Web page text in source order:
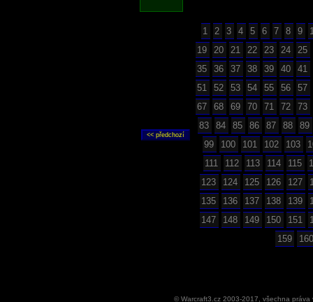
1 2 3 4 5 6 7 8 9
19
20 21 22 23 24
25
35
36 37 38 39 40
41
51
52 53 54 55 56
57
67
68 69 70 71 72
73
83
84 85 86 87 88
89
99
100 101 102 103
111
112 113 114 115
123
124 125 126 127
135
136 137 138 139
147
148 149 150 151
159
160
© Warcraft3.cz 2003-2017, všechna